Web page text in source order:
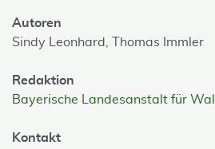
Autoren
Sindy Leonhard, Thomas Immler
Redaktion
Bayerische Landesanstalt für
Kontakt